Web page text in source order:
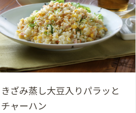
きざみ蒸し大豆入りパラッと
チャーハン